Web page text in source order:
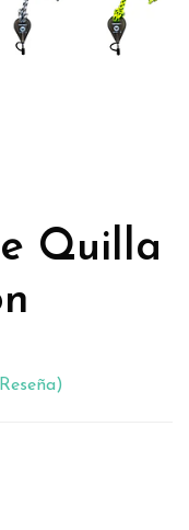
Quilla